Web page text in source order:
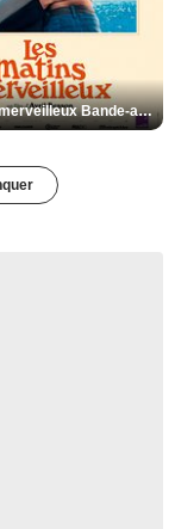
Les Matins merveilleux Bande-annonce VF